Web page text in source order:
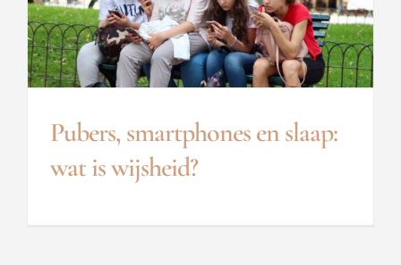
Pubers, smartphones en slaap:
wat is wijsheid?